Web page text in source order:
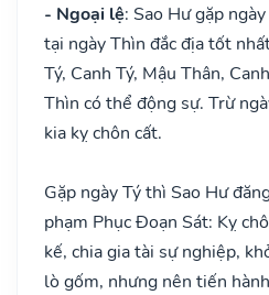
- Ngoại lệ: Sao Hư gặp
tại ngày Thìn đắc địa tốt
Tý, Canh Tý, Mậu Thân,
Thìn có thể động sự. Trừ
kia kỵ chôn cất.
Gặp ngày Tý thì Sao Hư
phạm Phục Đoạn Sát: Kỵ
kế, chia gia tài sự nghiệp,
lò gốm, nhưng nên tiến